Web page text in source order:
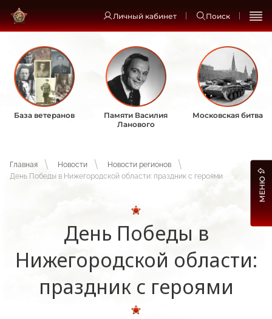
Личный кабинет Поиск
База ветеранов
Памяти Василия
Ланового
Московская битва
Главная Новости
Новости регионов
День Победы в Нижегородской области: праздник с героями
День Победы в
Нижегородской области:
праздник с героями
МЕНЮ